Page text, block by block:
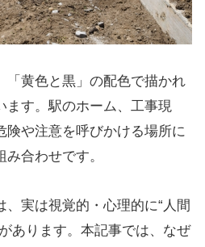
「黄色と黒」の配色で描かれ
ます。駅のホーム、工事現
険や注意を呼びかける場所に
合わせです。
、実は視覚的・心理的に“人間
あります。本記事では、なぜ